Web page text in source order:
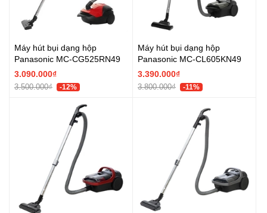
Máy hút bụi dạng hộp
Panasonic MC-CG525RN49
3.090.000₫
3.500.000₫ -12%
Máy hút bụi dạng hộp
Panasonic MC-CL605KN49
3.390.000₫
3.800.000₫ -11%